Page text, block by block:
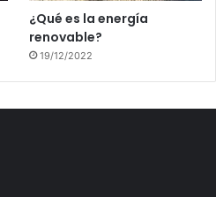
¿Qué es la energía
renovable?
19/12/2022